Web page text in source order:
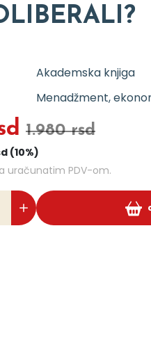
Akademska knjiga
Menadžment,
1.980 rsd
(10%)
uračunatim PDV-om.